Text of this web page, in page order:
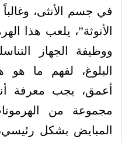
في جسم الأنثى،
الأنوثة”، يلعب هذا
ووظيفة الجهاز
البلوغ، لفهم ما
أعمق، يجب معرفة
مجموعة من
المبايض بشكل